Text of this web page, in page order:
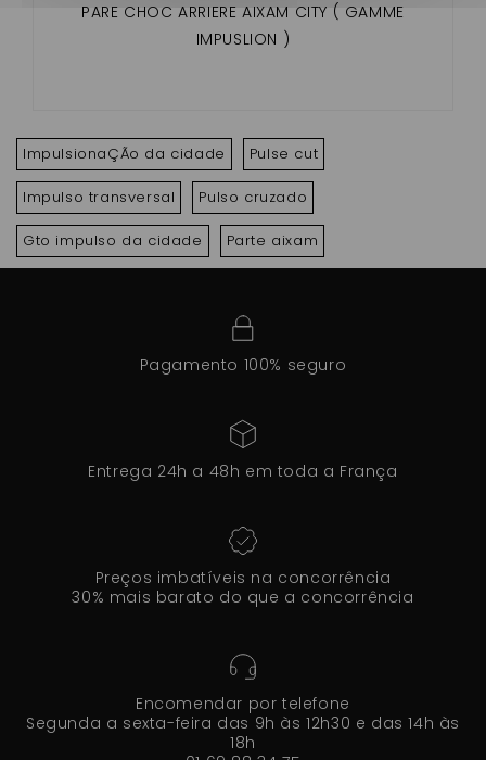
PARE CHOC ARRIERE AIXAM CITY ( GAMME
IMPUSLION )
ImpulsionaÇÃo da cidade Pulse cut
Impulso transversal Pulso cruzado
Gto impulso da cidade Parte aixam
Pagamento 100% seguro
Entrega 24h a 48h em toda a França
Preços imbatíveis na concorrência
30% mais barato do que a concorrência
Encomendar por telefone
Segunda a sexta-feira das 9h às 12h30 e das 14h às
18h